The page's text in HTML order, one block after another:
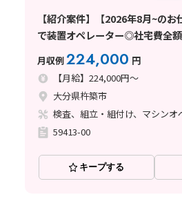
【紹介案件】【2026年8月~の
で装置オペレーター◎社宅費全
月収例224,000 円
【月給】224,000円～
大分県杵築市
検査、組立・組付け、マシンオ
59413-00
キープする